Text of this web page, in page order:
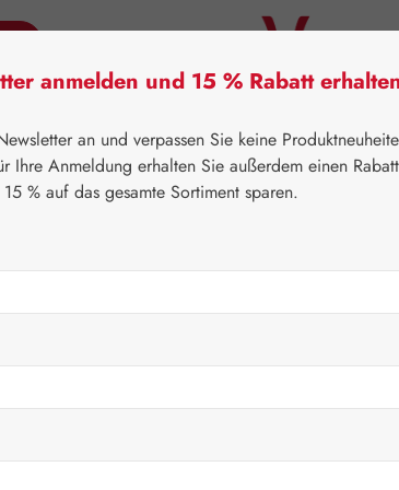
Lifecare Blütenessenzen PHI Essences
Regulärer
17,00
Inhalt:0.015
anmelden und 15 % Rabatt
an und verpassen Sie keine
Ihre Anmeldung erhalten Sie außerdem einen
% auf das gesamte Sortiment sparen.